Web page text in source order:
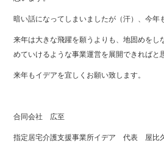
暗い話になってしまいましたが（汗）、今年
来年は大きな飛躍を願うよりも、地固めをし
めていけるような事業運営を展開できればと
来年もイデアを宜しくお願い致します。
合同会社 広至
指定居宅介護支援事業所イデア 代表 屋比